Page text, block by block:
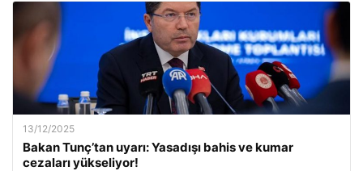
13/12/2025
Bakan Tunç’tan uyarı: Yasadışı bahis ve kumar
cezaları yükseliyor!